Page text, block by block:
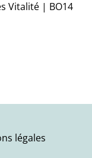
Vitalité | BO14
légales